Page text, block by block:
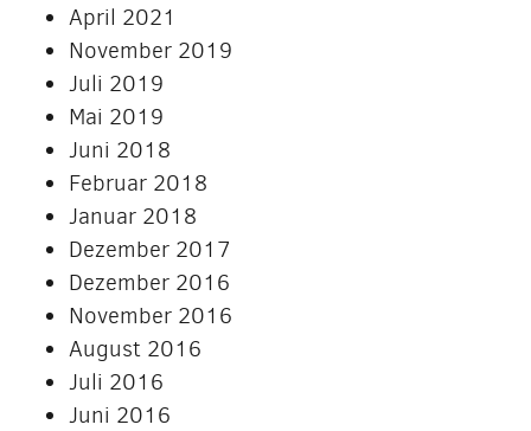
April 2021
November 2019
Juli 2019
Mai 2019
Juni 2018
Februar 2018
Januar 2018
Dezember 2017
Dezember 2016
November 2016
August 2016
Juli 2016
Juni 2016